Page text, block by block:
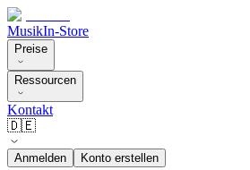
MusikIn-Store
Preise
Ressourcen
Kontakt
🇩🇪
Anmelden Konto erstellen